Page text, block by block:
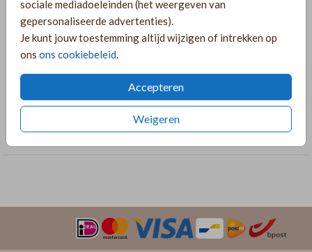
sociale mediadoeleinden (het weergeven van
gepersonaliseerde advertenties).
Je kunt jouw toestemming altijd wijzigen of intrekken op
ons ons cookiebeleid.
Accepteren
Weigeren
OMSCHRIJVING
Zwarte boogvorm naamkaartjes, voorzien van initialen van
het bruidspaar en de naam van de gast in goudfolie. Bewerk
deze naamkaartjes geheel naar wens in de online editor.
COLLECTIE
Naamkaartjes